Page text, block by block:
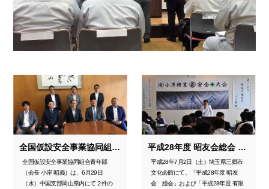
全国仮設安全事業協同組合（Access）青年部 岡山市市長対談
全国仮設安全事業協同組合青年部
（会長 小岸 昭義）は、6月29日
（水）中国支部岡山県内にて２件の
平成28年度 昭友会総会 有限会社 小岸興業安全大会
平成28年7月2日（土）埼玉県三郷市
文化会館にて、「平成28年度 昭友
会 総会」および「平成28年度 有限